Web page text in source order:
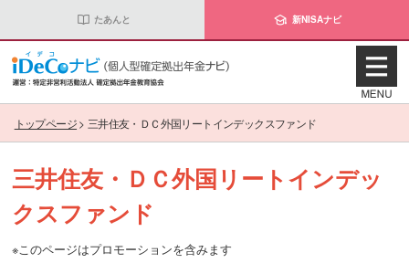
たあんと 新NISAナビ
トップページ> 三井住友・ＤＣ外国リートインデックスファンド
三井住友・ＤＣ外国リートインデッ
クスファンド
※このページはプロモーションを含みます